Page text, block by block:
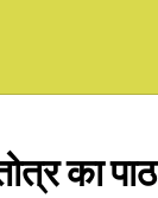
का पाठ